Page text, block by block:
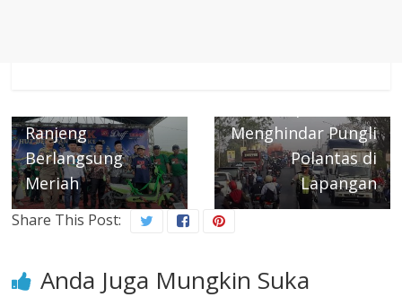
Ranjeng
Berlangsung
Meriah
Menghindar Pungli
Polantas di
Lapangan
Share This Post:
Anda Juga Mungkin Suka